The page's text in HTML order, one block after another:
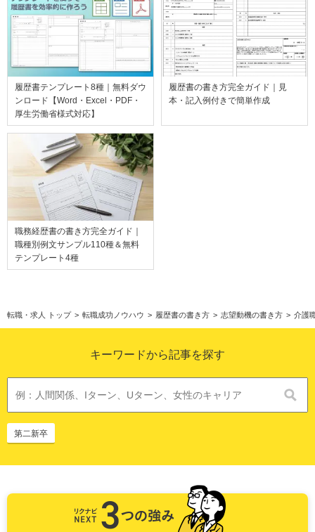
履歴書テンプレート8種｜無料ダウ
ンロード【Word・Excel・PDF・
厚生労働省様式対応】
履歴書の書き方完全ガイド｜見
本・記入例付きで簡単作成
職務経歴書の書き方完全ガイド｜
職種別例文サンプル110種＆無料
テンプレート4種
転職・求人 トップ > 転職成功ノウハウ > 履歴書の書き方 > 志望動機の書き方 > 介護
キーワードから記事を探す
第二新卒